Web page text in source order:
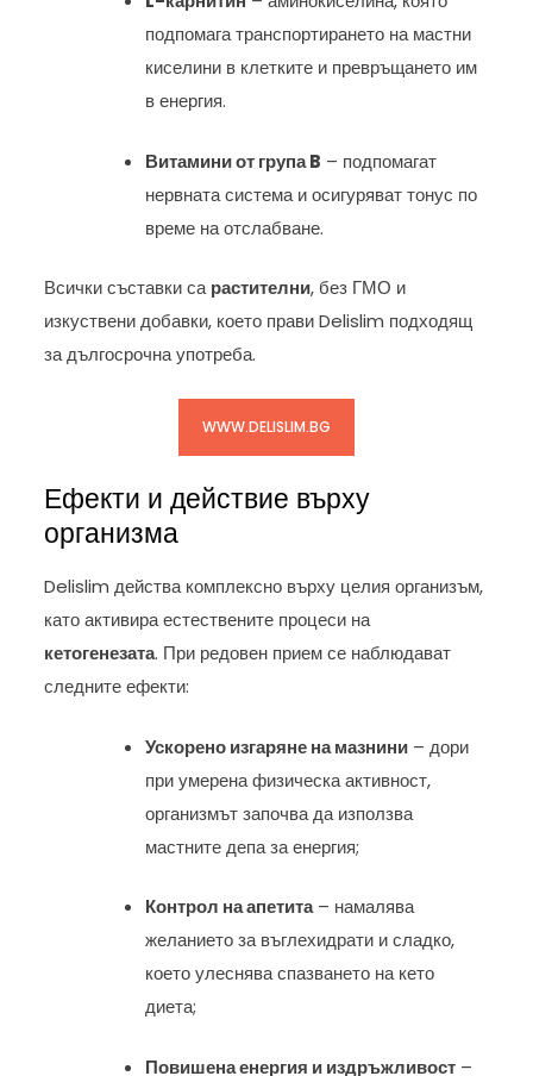
подпомага транспортирането на мастни
киселини в клетките и превръщането им
в енергия.
Витамини от група B – подпомагат
нервната система и осигуряват тонус по
време на отслабване.
Всички съставки сарастителни, без ГМО и
изкуствени добавки, което прави Delislim подходящ
за дългосрочна употреба.
WWW.DELISLIM.BG
Ефекти и действие върху
организма
Delislim действа комплексно върху целия организъм,
като активира естествените процеси на
кетогенезата. При редовен прием се наблюдават
следните ефекти:
Ускорено изгаряне на мазнини – дори
при умерена физическа активност,
организмът започва да използва
мастните депа за енергия;
Контрол на апетита– намалява
желанието за въглехидрати и сладко,
което улеснява спазването на кето
диета;
Повишена енергия и издръжливост –